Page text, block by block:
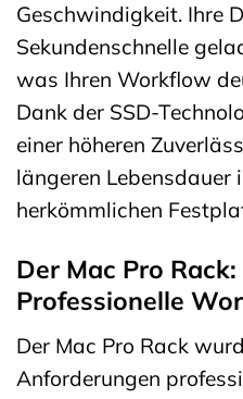
Geschwindigkeit. Ihre
Sekundenschnelle
was Ihren Workflow
Dank der SSD-
einer höheren
längeren Lebensdauer
herkömmlichen
Der Mac Pro
Professionelle
Der Mac Pro Rack
Anforderungen